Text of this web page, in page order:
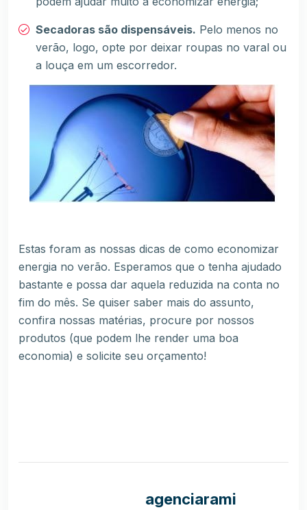
Secadoras são dispensáveis. Pelo menos no
verão, logo, opte por deixar roupas no varal ou
a louça em um escorredor.
Estas foram as nossas dicas de como economizar
energia no verão. Esperamos que o tenha ajudado
bastante e possa dar aquela reduzida na conta no
fim do mês. Se quiser saber mais do assunto,
confira nossas matérias, procure por nossos
produtos (que podem lhe render uma boa
economia) e solicite seu orçamento!
agenciarami